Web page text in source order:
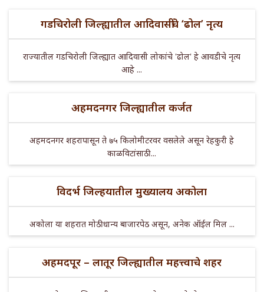
गडचिरोली जिल्ह्यातील आदिवासींचे ‘ढोल’ नृत्य
राज्यातील गडचिरोली जिल्ह्यात आदिवासी लोकांचे 'ढोल' हे आवडीचे नृत्य
आहे ...
अहमदनगर जिल्ह्यातील कर्जत
अहमदनगर शहरापासून ते ७५ किलोमीटरवर वसलेले असून रेहकुरी हे
काळविटांसाठी ...
विदर्भ जिल्हयातील मुख्यालय अकोला
अकोला या शहरात मोठी धान्य बाजारपेठ असून, अनेक ऑईल मिल ...
अहमदपूर – लातूर जिल्ह्यातील महत्त्वाचे शहर